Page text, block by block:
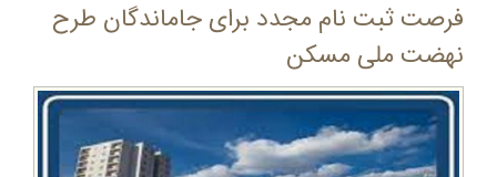
فرصت ثبت نام مجدد برای جاماندگان طرح
نهضت ملی مسکن